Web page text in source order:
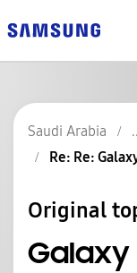
Saudi Arabia
Re: Re:
Original
Galaxy